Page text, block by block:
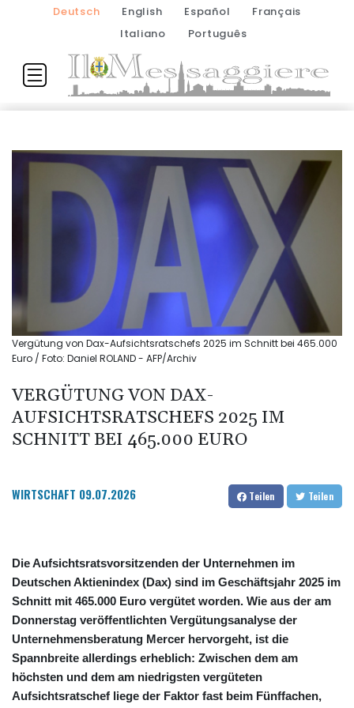
Deutsch English Español
Français
Italiano
Português
Vergütung von Dax-Aufsichtsratschefs 2025 im Schnitt bei 465.000
Euro / Foto: Daniel ROLAND - AFP/Archiv
VERGÜTUNG VON DAX-
AUFSICHTSRATSCHEFS 2025 IM
SCHNITT BEI 465.000 EURO
WIRTSCHAFT 09.07.2026 Teilen Teilen
Die Aufsichtsratsvorsitzenden der Unternehmen im
Deutschen Aktienindex (Dax) sind im Geschäftsjahr 2025 im
Schnitt mit 465.000 Euro vergütet worden. Wie aus der am
Donnerstag veröffentlichten Vergütungsanalyse der
Unternehmensberatung Mercer hervorgeht, ist die
Spannbreite allerdings erheblich: Zwischen dem am
höchsten und dem am niedrigsten vergüteten
Aufsichtsratschef liege der Faktor fast beim Fünffachen,